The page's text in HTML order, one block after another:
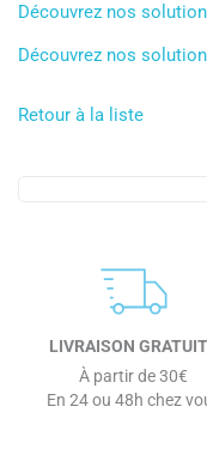
Découvrez nos
Découvrez nos
Retour à la liste
LIVRAISON
À partir de 30€
En 24 ou 48h chez